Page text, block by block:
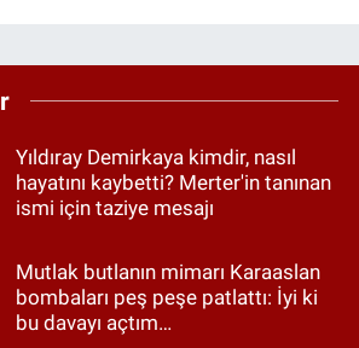
Yıldıray Demirkaya kimdir, nasıl
hayatını kaybetti? Merter'in tanınan
ismi için taziye mesajı
Mutlak butlanın mimarı Karaaslan
bombaları peş peşe patlattı: İyi ki
bu davayı açtım…